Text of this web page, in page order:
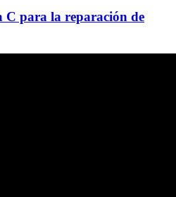
C para la reparación de